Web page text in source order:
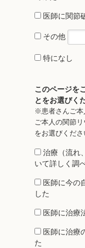
医師に関節
その他
特になし
このページを
とをお選びく
※患者さんご本
ご本人の関節
をお選びくださ
治療（流れ
いて詳しく調
医師に今の
した
医師に治療
医師に治療
た